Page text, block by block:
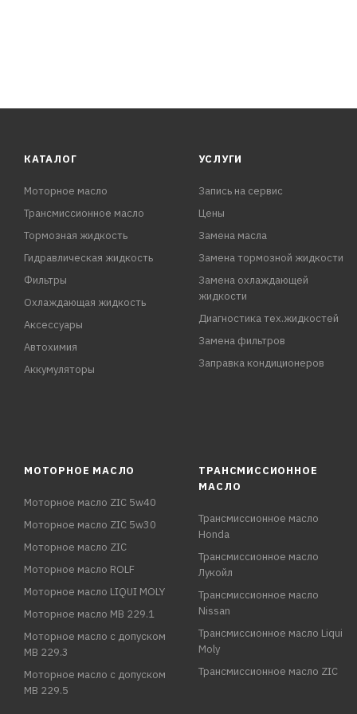
КАТАЛОГ
Моторное масло
Трансмиссионное масло
Тормозная жидкость
Гидравлическая жидкость
Фильтры
Охлаждающая жидкость
Аксессуары
Автохимия
Аккумуляторы
УСЛУГИ
Запись на сервис
Цены
Замена масла
Замена тормозной жидкости
Замена охлаждающей
жидкости
Диагностика тех.жидкостей
Замена фильтров
Заправка кондиционеров
МОТОРНОЕ МАСЛО
Моторное масло ZIC 5w40
Моторное масло ZIC 5w30
Моторное масло ZIC
Моторное масло ROLF
Моторное масло LIQUI MOLY
Моторное масло MB 229.1
Моторное масло с допуском
MB 229.3
Моторное масло с допуском
MB 229.5
ТРАНСМИССИОННОЕ
МАСЛО
Трансмиссионное масло
Honda
Трансмиссионное масло
Лукойл
Трансмиссионное масло
Nissan
Трансмиссионное масло Liqui
Moly
Трансмиссионное масло ZIC